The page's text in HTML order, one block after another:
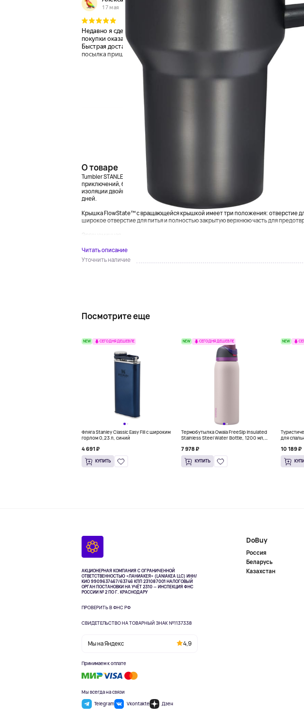
О товаре
Tumbler STANLEY Quencher H2.0 объемом 40 унций (1,18 л) - это идеальный
приключений, будь то поездка на работу или интенсивная тренировка в зале.
изоляции двойных стенок, ваш напиток будет оставаться холодным в течение 11
дней.
Крышка FlowState™ с вращающейся крышкой имеет три положения: отверстие
широкое отверстие для питья и полностью закрытую верхнюю часть для
Эргономичная...
Читать описание
Уточнить наличие
Посмотрите еще
NEW СЕГОДНЯ ДЕШЕВЛЕ
Фляга Stanley Classic Easy Fill с широким
горлом 0,23 л, синий
4 691 ₽
КУПИТЬ
NEW СЕГОДНЯ ДЕШЕВЛЕ
Термобутылка Owala FreeSip Insulated
Stainless Steel Water Bottle, 1200 мл,
7 978 ₽
КУПИТЬ
NEW
для
10 189 ₽
АКЦИОНЕРНАЯ КОМПАНИЯ С ОГРАНИЧЕННОЙ
ОТВЕТСТВЕННОСТЬЮ «ЛАНИАКЕЯ» (LANIAKEA LLC) ИНН/
КИО 9909637467/63746 КПП 231087001 НАЛОГОВЫЙ
ОРГАН ПОСТАНОВКИ НА УЧЁТ 2310 — ИНСПЕКЦИЯ ФНС
РОССИИ № 2 ПО Г. КРАСНОДАРУ
ПРОВЕРИТЬ В ФНС РФ
СВИДЕТЕЛЬСТВО НА ТОВАРНЫЙ ЗНАК №1137338
Мы на Яндекс 4,9
Принимаем к оплате
Мы всегда на связи
Telegram
Vkontakte Дзен
DoBuy
Россия
Беларусь
Казахстан